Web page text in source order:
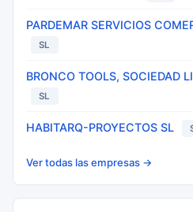
PARDEMAR SERVICIOS
SL
BRONCO TOOLS, SOCIEDAD
SL
HABITARQ-PROYECTOS SL
Ver todas las empresas →